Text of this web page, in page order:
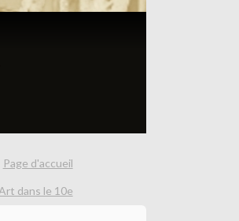
Page d'accueil
dans le 10e